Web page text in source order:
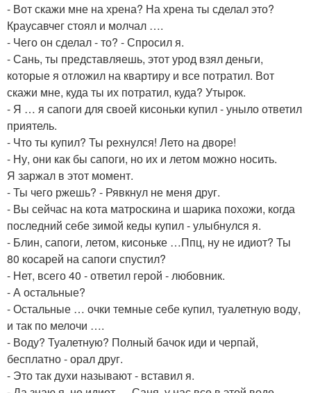
- Вот скажи мне на хрена? На хрена ты сделал это?
Краусавчег стоял и молчал ….
- Чего он сделал - то? - Спросил я.
- Сань, ты представляешь, этот урод взял деньги,
которые я отложил на квартиру и все потратил. Вот
скажи мне, куда ты их потратил, куда? Утырок.
- Я … я сапоги для своей кисоньки купил - уныло ответил
приятель.
- Что ты купил? Ты рехнулся! Лето на дворе!
- Ну, они как бы сапоги, но их и летом можно носить.
Я заржал в этот момент.
- Ты чего ржешь? - Рявкнул не меня друг.
- Вы сейчас на кота матроскина и шарика похожи, когда
последний себе зимой кеды купил - улыбнулся я.
- Блин, сапоги, летом, кисоньке …Ппц, ну не идиот? Ты
80 косарей на сапоги спустил?
- Нет, всего 40 - ответил герой - любовник.
- А остальные?
- Остальные … очки темные себе купил, туалетную воду,
и так по мелочи ….
- Воду? Туалетную? Полный бачок иди и черпай,
бесплатно - орал друг.
- Это так духи называют - вставил я.